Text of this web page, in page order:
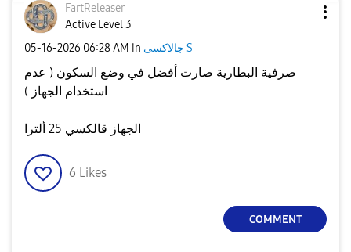
FartReleaser
Active Level 3
‎05-16-2026 06:28 AM in جالاكسى S
صرفية البطارية صارت أفضل في وضع السكون ( عدم
استخدام الجهاز )
الجهاز قالكسي 25 ألترا
6 Likes
COMMENT